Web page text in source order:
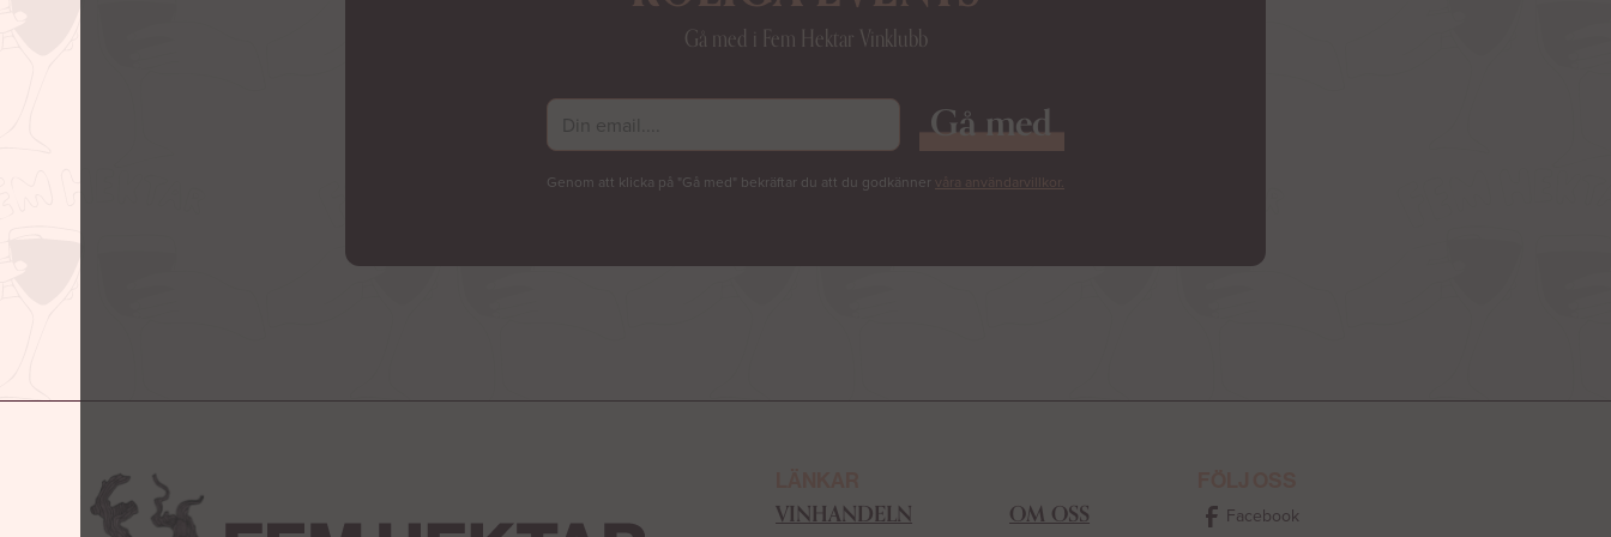
Gå med i Fem Hektar Vinklubb
Genom att klicka på "Gå med" bekräftar du att du godkänner våra användarvillkor.
VINHANDELN OM OSS Facebook